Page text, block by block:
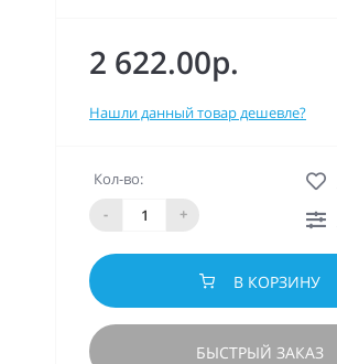
2 622.00р.
Нашли данный товар дешевле?
Кол-во:
-
+
В КОРЗИНУ
БЫСТРЫЙ ЗАКАЗ